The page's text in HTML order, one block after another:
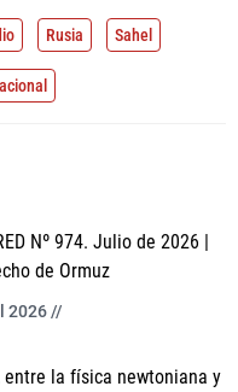
Rusia Sahel
Nº 974. Julio de 2026 |
de Ormuz
2026 //
entre la física newtoniana y